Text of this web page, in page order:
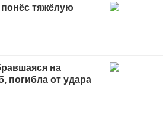
тяжёлую
на
погибла от удара